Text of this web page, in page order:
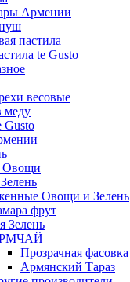
Армении
пастила
te Gusto
весовые
меду
Gusto
Овощи
Овощи и Зелень
фрут
Зелень
Прозрачная фасовка
Армянский Тараз